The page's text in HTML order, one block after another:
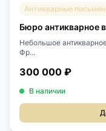
Антикварные
Бюро антикварное
Небольшое
Фр...
300 000 ₽
В наличии